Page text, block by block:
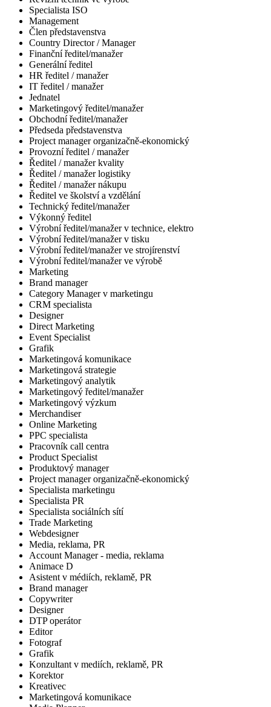
Specialista ISO
Management
Člen představenstva
Country Director / Manager
Finanční ředitel/manažer
Generální ředitel
HR ředitel / manažer
IT ředitel / manažer
Jednatel
Marketingový ředitel/manažer
Obchodní ředitel/manažer
Předseda představenstva
Project manager organizačně-ekonomický
Provozní ředitel / manažer
Ředitel / manažer kvality
Ředitel / manažer logistiky
Ředitel / manažer nákupu
Ředitel ve školství a vzdělání
Technický ředitel/manažer
Výkonný ředitel
Výrobní ředitel/manažer v technice, elektro
Výrobní ředitel/manažer v tisku
Výrobní ředitel/manažer ve strojírenství
Výrobní ředitel/manažer ve výrobě
Marketing
Brand manager
Category Manager v marketingu
CRM specialista
Designer
Direct Marketing
Event Specialist
Grafik
Marketingová komunikace
Marketingová strategie
Marketingový analytik
Marketingový ředitel/manažer
Marketingový výzkum
Merchandiser
Online Marketing
PPC specialista
Pracovník call centra
Product Specialist
Produktový manager
Project manager organizačně-ekonomický
Specialista marketingu
Specialista PR
Specialista sociálních sítí
Trade Marketing
Webdesigner
Media, reklama, PR
Account Manager - media, reklama
Animace D
Asistent v médiích, reklamě, PR
Brand manager
Copywriter
Designer
DTP operátor
Editor
Fotograf
Grafik
Konzultant v mediích, reklamě, PR
Korektor
Kreativec
Marketingová komunikace